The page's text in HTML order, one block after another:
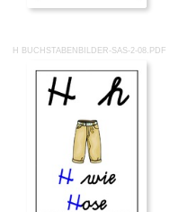
H BUCHSTABENBILDER-SAS-2-08.PDF